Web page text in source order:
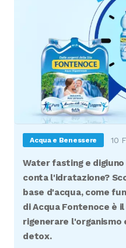
Acqua e Benessere 10
Water fasting e
conta l'idratazione?
base d'acqua, come
di Acqua Fontenoce è
rigenerare
detox.